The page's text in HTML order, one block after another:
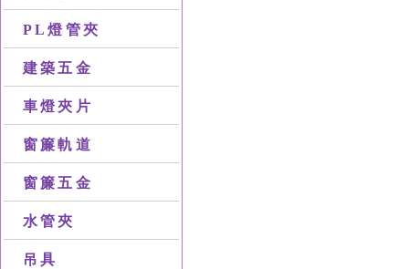
PL燈管夾
建築五金
車燈夾片
窗簾軌道
窗簾五金
水管夾
吊具